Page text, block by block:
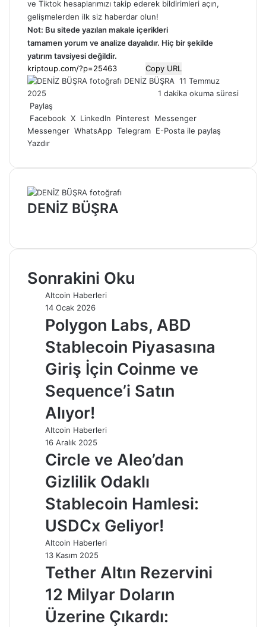
ve Tiktok hesaplarımızı takip ederek bildirimleri açın,
gelişmelerden ilk siz haberdar olun!
Not: Bu sitede yazılan makale içerikleri
tamamen yorum ve analize dayalıdır. Hiç bir şekilde
yatırım tavsiyesi değildir.
Copy URL
DENİZ BÜŞRA Bir
e-
göndermek
11 Temmuz
2025
1 dakika okuma süresi
Paylaş
Facebook X LinkedIn Pinterest
Messenger
Messenger WhatsApp Telegram E-Posta ile paylaş
Yazdır
DENİZ BÜŞRA
Sonrakini Oku
Altcoin Haberleri
14 Ocak 2026
Polygon Labs, ABD
Stablecoin Piyasasına
Giriş İçin Coinme ve
Sequence’i Satın
Alıyor!
Altcoin Haberleri
16 Aralık 2025
Circle ve Aleo’dan
Gizlilik Odaklı
Stablecoin Hamlesi:
USDCx Geliyor!
Altcoin Haberleri
13 Kasım 2025
Tether Altın Rezervini
12 Milyar Doların
Üzerine Çıkardı: